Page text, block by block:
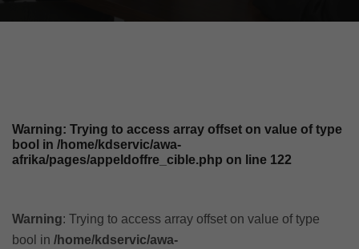
Warning: Trying to access array offset on value of type
bool in /home/kdservic/awa-
afrika/pages/appeldoffre_cible.php on line 122
Warning: Trying to access array offset on value of type
bool in /home/kdservic/awa-